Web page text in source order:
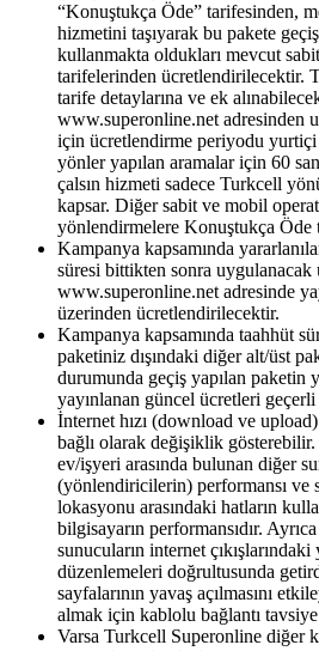
“Konuştukça Öde” tarifesinden,
hizmetini taşıyarak bu pakete
kullanmakta oldukları mevcut
tarifelerinden ücretlendirilecektir.
tarife detaylarına ve ek
www.superonline.net adresinden
için ücretlendirme periyodu
yönler yapılan aramalar için 60
çalsın hizmeti sadece Turkcell
kapsar. Diğer sabit ve mobil
yönlendirmelere Konuştukça Öde
Kampanya kapsamında
süresi bittikten sonra uygulanacak
www.superonline.net adresinde
üzerinden ücretlendirilecektir.
Kampanya kapsamında taahhüt
paketiniz dışındaki diğer alt/üst
durumunda geçiş yapılan paketin
yayınlanan güncel ücretleri geçerli
İnternet hızı (download ve
bağlı olarak değişiklik
ev/işyeri arasında bulunan diğer
(yönlendiricilerin) performansı ve
lokasyonu arasındaki hatların
bilgisayarın performansıdır.
sunucuların internet
düzenlemeleri doğrultusunda
sayfalarının yavaş açılmasını
almak için kablolu bağlantı
Varsa Turkcell Superonline diğer